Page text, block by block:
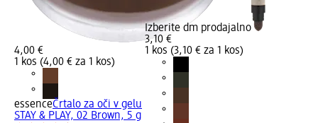
4,00 €
1 kos (4,00 € za 1 kos)
essenceČrtalo za oči v gelu
STAY & PLAY, 02 Brown, 5 g
Izberite dm prodajalno
3,10 €
1 kos (3,10 € za 1 kos)